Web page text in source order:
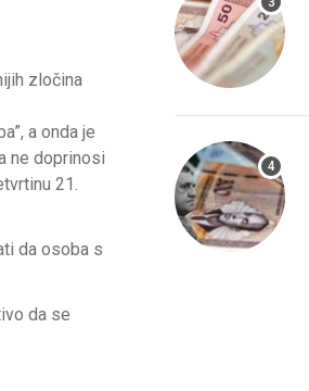
zločina
a onda je
ne doprinosi
21.
da osoba s
da se